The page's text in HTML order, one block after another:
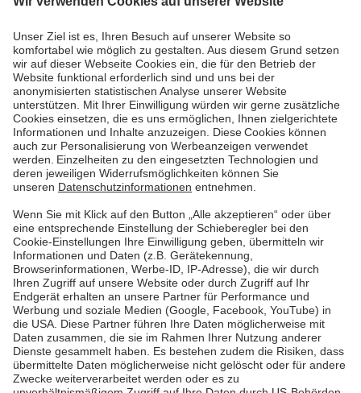
seine Heizung selbst eingebaut
Ihr möchtet Heizkosten senken und unabhängiger
von Gas werden? Matthias hat seine Wärmepumpe
selbst eingebaut – mit Vorbereitung, Eigenleistung
und Fachsupport. Im Blog zeigt er, wie das Projekt
ablief, was ihr beachten solltet und wie die Förderung
funktioniert.
Mehr lesen
Mehr lesen
Pfalzwerke
Über uns & Autoren